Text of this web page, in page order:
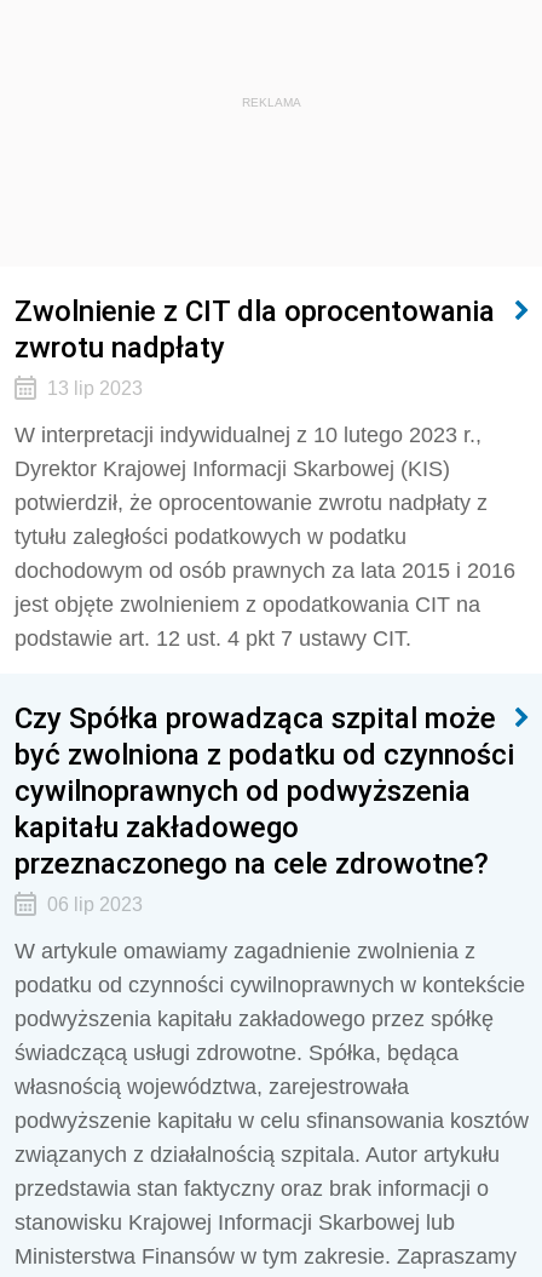
REKLAMA
Zwolnienie z CIT dla oprocentowania
zwrotu nadpłaty
13 lip 2023
W interpretacji indywidualnej z 10 lutego 2023 r.,
Dyrektor Krajowej Informacji Skarbowej (KIS)
potwierdził, że oprocentowanie zwrotu nadpłaty z
tytułu zaległości podatkowych w podatku
dochodowym od osób prawnych za lata 2015 i 2016
jest objęte zwolnieniem z opodatkowania CIT na
podstawie art. 12 ust. 4 pkt 7 ustawy CIT.
Czy Spółka prowadząca szpital może
być zwolniona z podatku od czynności
cywilnoprawnych od podwyższenia
kapitału zakładowego
przeznaczonego na cele zdrowotne?
06 lip 2023
W artykule omawiamy zagadnienie zwolnienia z
podatku od czynności cywilnoprawnych w kontekście
podwyższenia kapitału zakładowego przez spółkę
świadczącą usługi zdrowotne. Spółka, będąca
własnością województwa, zarejestrowała
podwyższenie kapitału w celu sfinansowania kosztów
związanych z działalnością szpitala. Autor artykułu
przedstawia stan faktyczny oraz brak informacji o
stanowisku Krajowej Informacji Skarbowej lub
Ministerstwa Finansów w tym zakresie. Zapraszamy